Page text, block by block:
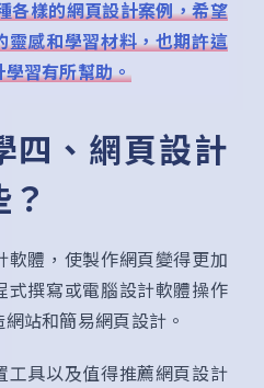
各樣的網頁設計案例，希望
靈感和學習材料，也期許這
習有所幫助。
四、網頁設計
軟體，使製作網頁變得更加
式撰寫或電腦設計軟體操作
站和簡易網頁設計。
工具以及值得推薦網頁設計